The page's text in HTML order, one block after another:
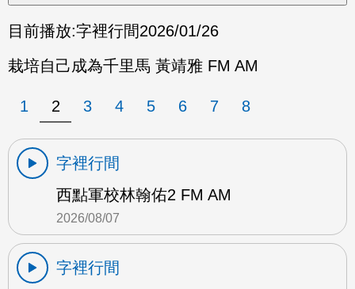
目前播放:字裡行間2026/01/26
栽培自己成為千里馬 黃靖雅 FM AM
1 2 3 4 5 6 7 8
字裡行間
西點軍校林翰佑2 FM AM
2026/08/07
字裡行間